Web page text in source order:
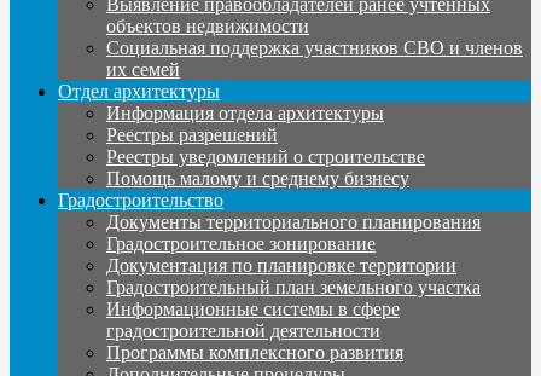
объектов недвижимости
Социальная поддержка участников СВО и членов
их семей
Отдел архитектуры
Информация отдела архитектуры
Реестры разрешений
Реестры уведомлений о строительстве
Помощь малому и среднему бизнесу
Градостроительство
Документы территориального планирования
Градостроительное зонирование
Документация по планировке территории
Градостроительный план земельного участка
Информационные системы в сфере
градостроительной деятельности
Программы комплексного развития